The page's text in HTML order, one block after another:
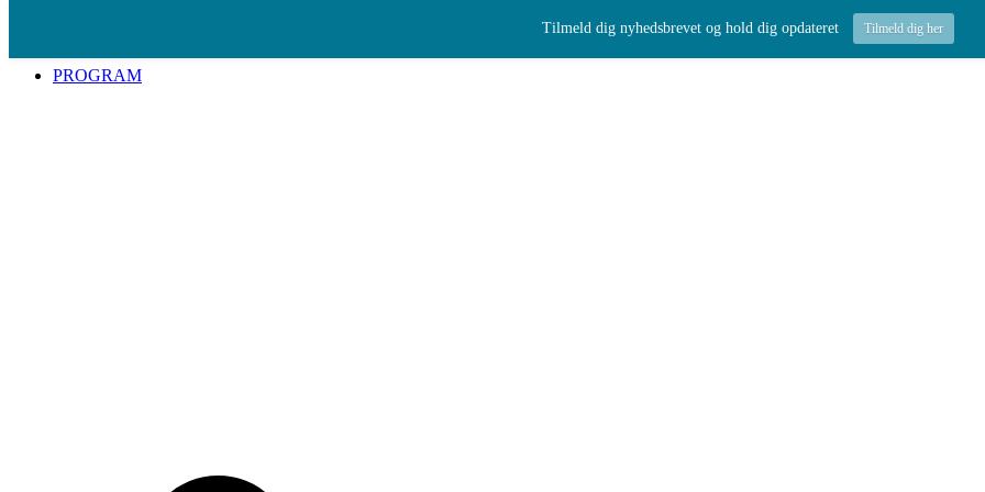
PROGRAM
Tilmeld dig nyhedsbrevet og hold dig opdateret Tilmeld dig her